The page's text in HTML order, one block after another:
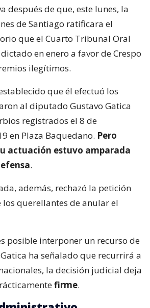
después de que, este lunes, la
de Santiago ratificara el
que el Cuarto Tribunal Oral
en enero a favor de Crespo
ilegítimos.
que él efectuó los
al diputado Gustavo Gatica
registrados el 8 de
en Plaza Baquedano. Pero
actuación estuvo amparada
.
además, rechazó la petición
los querellantes de anular el
posible interponer un recurso de
ha señalado que recurrirá a
la decisión judicial deja
firme.